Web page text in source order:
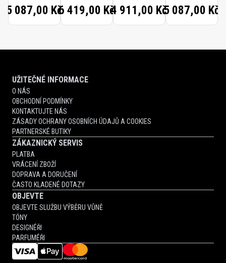
5 087,00 Kč6 419,00 Kč4 911,00 Kč5 087,00 Kč
UŽITEČNÉ INFORMACE
O NÁS
OBCHODNÍ PODMÍNKY
KONTAKTUJTE NÁS
ZÁSADY OCHRANY OSOBNÍCH ÚDAJŮ A COOKIES
PARTNERSKÉ BUTIKY
ZÁKAZNICKÝ SERVIS
PLATBA
VRÁCENÍ ZBOŽÍ
DOPRAVA A DORUČENÍ
ČASTO KLADENÉ DOTAZY
OBJEVTE
OBJEVTE SLUŽBU VÝBĚRU VŮNĚ
TÓNY
DESIGNÉŘI
PARFUMÉŘI